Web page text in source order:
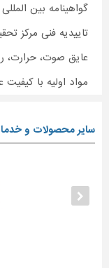
گواهینامه بین المللی ASTM C۱۲۹ آمریکا
تاییدیه فنی مرکز
عایق صوت، حرارت،
مواد اولیه با کیفیت
سایر محصولات و